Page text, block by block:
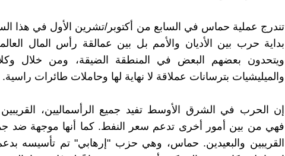
تندرج عملية حماس في السابع من أكتوبر/تشرين الأول في هذا
بداية حرب بين الأديان والأمم بل بين عمالقة رأس المال
ويتحدون بعضهم البعض في المنطقة الضيقة، ومن خلال
والميليشيات بترسانات عملاقة لا نهاية لها وحاملات طائرات راسية.
إن الحرب في الشرق الأوسط تفيد جميع الرأسماليين، القريبين
فهي من بين أمور أخرى تدعم سعر النفط. كما أنها موجهة ضد جميع
القريبين والبعيدين. حماس، وهي حزب "إرهابي" تم تأسيسه